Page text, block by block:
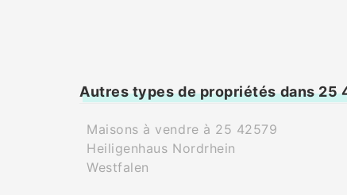
Autres types de propriétés dans 25
Maisons à vendre à 25 42579
Heiligenhaus Nordrhein
Westfalen